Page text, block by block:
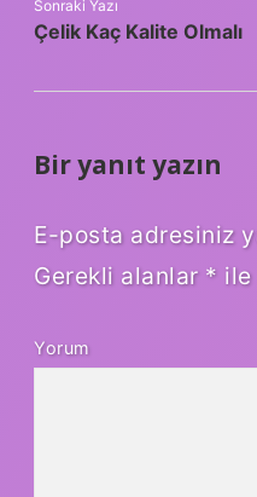
Sonraki Yazı
Çelik Kaç Kalite Olmalı
Bir yanıt yazın
E-posta adresiniz
Gerekli alanlar *
Yorum